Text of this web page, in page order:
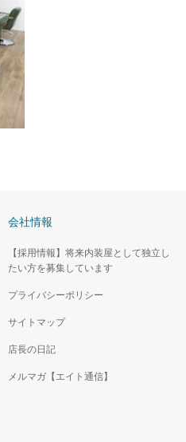
会社情報
【採用情報】将来内装屋として独立し
たい方を募集しています
プライバシーポリシー
サイトマップ
店長の日記
メルマガ【エイト通信】